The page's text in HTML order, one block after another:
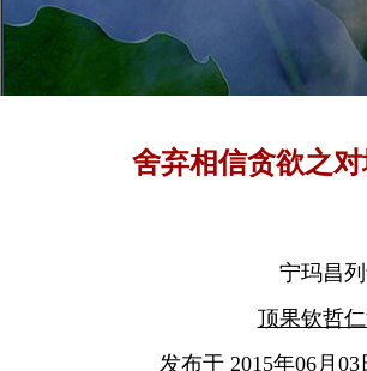
舍弃相信贪欲之
宁玛昌
顶果钦哲
发布于 2015年06月